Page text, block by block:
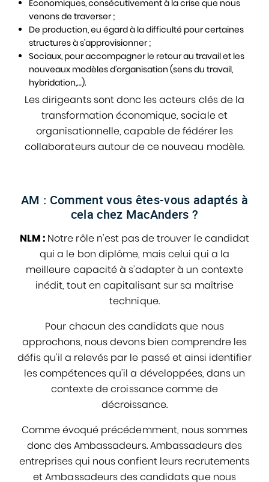
Economiques, consécutivement à la crise que nous
venons de traverser ;
De production, eu égard à la difficulté pour certaines
structures à s’approvisionner ;
Sociaux, pour accompagner le retour au travail et les
nouveaux modèles d’organisation (sens du travail,
hybridation,…).
Les dirigeants sont donc les acteurs clés de la
transformation économique, sociale et
organisationnelle, capable de fédérer les
collaborateurs autour de ce nouveau modèle.
AM : Comment vous êtes-vous adaptés à
cela chez MacAnders ?
NLM : Notre rôle n’est pas de trouver le candidat
qui a le bon diplôme, mais celui qui a la
meilleure capacité à s’adapter à un contexte
inédit, tout en capitalisant sur sa maîtrise
technique.
Pour chacun des candidats que nous
approchons, nous devons bien comprendre les
défis qu’il a relevés par le passé et ainsi identifier
les compétences qu’il a développées, dans un
contexte de croissance comme de
décroissance.
Comme évoqué précédemment, nous sommes
donc des Ambassadeurs. Ambassadeurs des
entreprises qui nous confient leurs recrutements
et Ambassadeurs des candidats que nous